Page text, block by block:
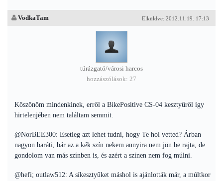
Elküldve: 2012.11.19. 17:13
VodkaTam
túrázgató/városi harcos
hozzászólások: 27
Köszönöm mindenkinek, erről a BikePositive CS-04 kesztyűről így
hirtelenjében nem találtam semmit.
@NorBEE300: Esetleg azt lehet tudni, hogy Te hol vetted? Árban
nagyon baráti, bár az a kék szín nekem annyira nem jön be rajta, de
gondolom van más színben is, és azért a színen nem fog múlni.
@hefi; outlaw512: A síkesztyűket máshol is ajánlották már, a múltkor